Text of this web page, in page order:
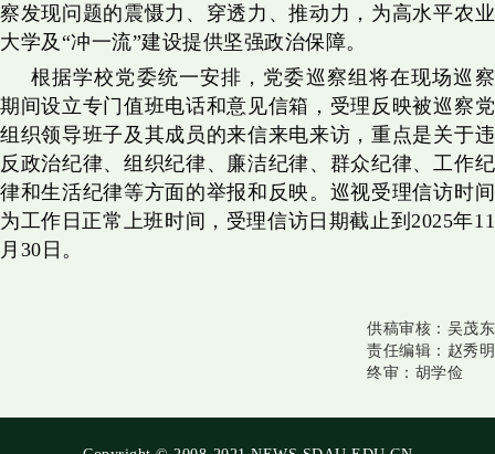
察发现问题的震慑力、穿透力、推动力，为高水平农业
大学及“冲一流”建设提供坚强政治保障。
根据学校党委统一安排，党委巡察组将在现场巡察
期间设立专门值班电话和意见信箱，受理反映被巡察党
组织领导班子及其成员的来信来电来访，重点是关于违
反政治纪律、组织纪律、廉洁纪律、群众纪律、工作纪
律和生活纪律等方面的举报和反映。巡视受理信访时间
为工作日正常上班时间，受理信访日期截止到2025年11
月30日。
供稿审核： 吴茂东
责任编辑： 赵秀明
终审： 胡学俭